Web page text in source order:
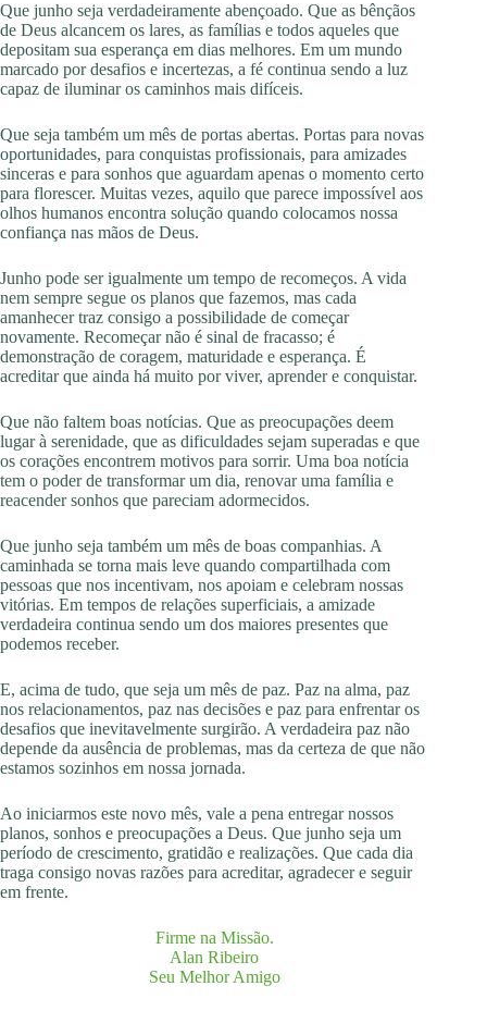
Que junho seja verdadeiramente abençoado. Que as bênçãos
de Deus alcancem os lares, as famílias e todos aqueles que
depositam sua esperança em dias melhores. Em um mundo
marcado por desafios e incertezas, a fé continua sendo a luz
capaz de iluminar os caminhos mais difíceis.
Que seja também um mês de portas abertas. Portas para novas
oportunidades, para conquistas profissionais, para amizades
sinceras e para sonhos que aguardam apenas o momento certo
para florescer. Muitas vezes, aquilo que parece impossível aos
olhos humanos encontra solução quando colocamos nossa
confiança nas mãos de Deus.
Junho pode ser igualmente um tempo de recomeços. A vida
nem sempre segue os planos que fazemos, mas cada
amanhecer traz consigo a possibilidade de começar
novamente. Recomeçar não é sinal de fracasso; é
demonstração de coragem, maturidade e esperança. É
acreditar que ainda há muito por viver, aprender e conquistar.
Que não faltem boas notícias. Que as preocupações deem
lugar à serenidade, que as dificuldades sejam superadas e que
os corações encontrem motivos para sorrir. Uma boa notícia
tem o poder de transformar um dia, renovar uma família e
reacender sonhos que pareciam adormecidos.
Que junho seja também um mês de boas companhias. A
caminhada se torna mais leve quando compartilhada com
pessoas que nos incentivam, nos apoiam e celebram nossas
vitórias. Em tempos de relações superficiais, a amizade
verdadeira continua sendo um dos maiores presentes que
podemos receber.
E, acima de tudo, que seja um mês de paz. Paz na alma, paz
nos relacionamentos, paz nas decisões e paz para enfrentar os
desafios que inevitavelmente surgirão. A verdadeira paz não
depende da ausência de problemas, mas da certeza de que não
estamos sozinhos em nossa jornada.
Ao iniciarmos este novo mês, vale a pena entregar nossos
planos, sonhos e preocupações a Deus. Que junho seja um
período de crescimento, gratidão e realizações. Que cada dia
traga consigo novas razões para acreditar, agradecer e seguir
em frente.
Firme na Missão.
Alan Ribeiro
Seu Melhor Amigo